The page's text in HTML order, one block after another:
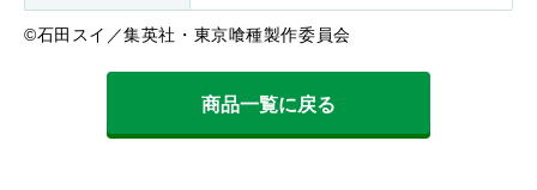
©石田スイ／集英社・東京喰種製作委員会
商品一覧に戻る